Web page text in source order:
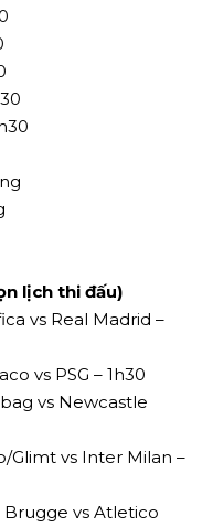
lịch thi đấu)
vs Real Madrid –
vs PSG – 1h30
vs Newcastle
Glimt vs Inter Milan –
Brugge vs Atletico